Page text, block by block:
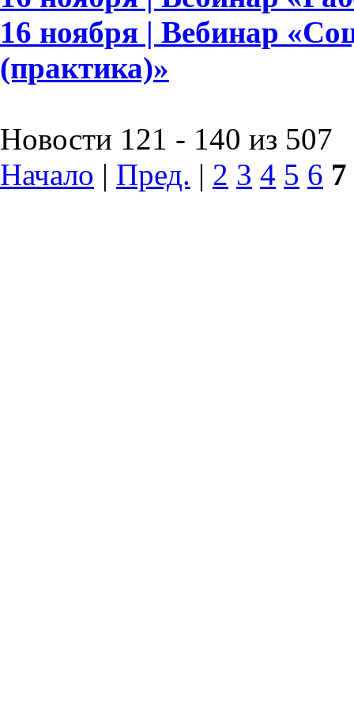
16 ноября | Вебинар
(практика)»
Новости 121 - 140 из 507
Начало | Пред. | 2 3 4 5 6 7